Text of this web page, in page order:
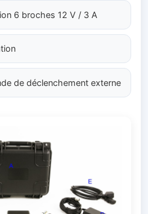
6 broches 12 V / 3 A
de déclenchement externe